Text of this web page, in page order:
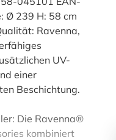
Ø 239 H: 58 cm
Ravenna,
UV-
einer
Beschichtung.
Die Ravenna®
kombiniert